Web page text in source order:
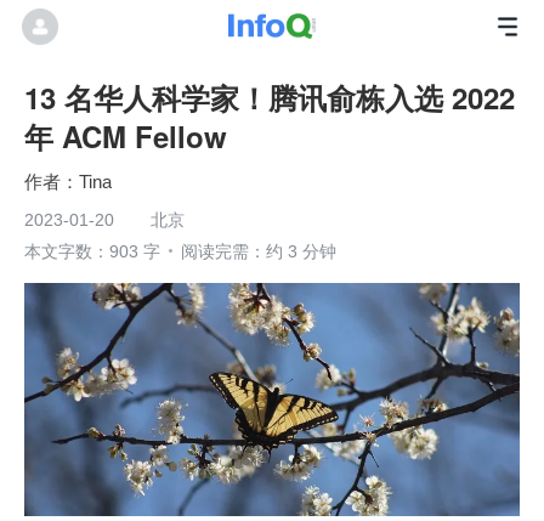
13 名华人科学家！腾讯俞栋入选 2022
年 ACM Fellow
Tina
2023-01-20
北京
本文字数：903 字
阅读完需：约 3 分钟